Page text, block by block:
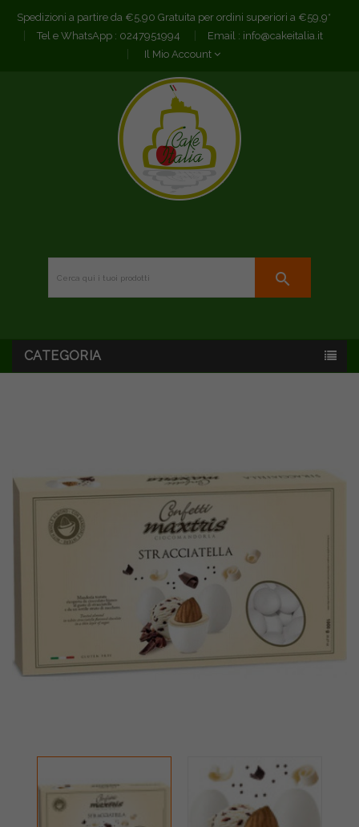
Spedizioni a partire da €5,90 Gratuita per ordini superiori a €59,9*
Tel e WhatsApp : 0247951994 Email : info@cakeitalia.it
Il Mio Account
search
CATEGORIA